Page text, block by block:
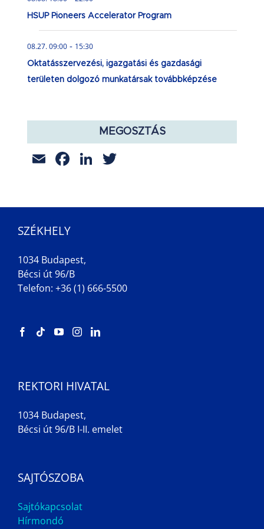
HSUP Pioneers Accelerator Program
08.27. 09:00- 15:30
Oktatásszervezési, igazgatási és gazdasági
területen dolgozó munkatársak továbbképzése
MEGOSZTÁS
EmailFacebook
LinkedIn
SZÉKHELY
1034 Budapest,
Bécsi út 96/B
Telefon: +36 (1) 666-5500
REKTORI HIVATAL
1034 Budapest,
Bécsi út 96/B I-II. emelet
SAJTÓSZOBA
Sajtókapcsolat
Hírmondó